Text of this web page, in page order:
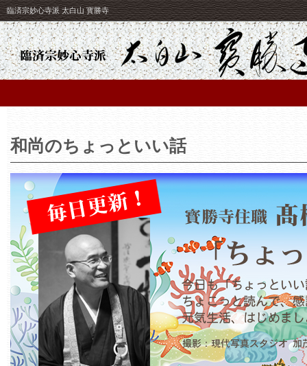
臨済宗妙心寺派 太白山 寳勝寺
和尚のちょっといい話